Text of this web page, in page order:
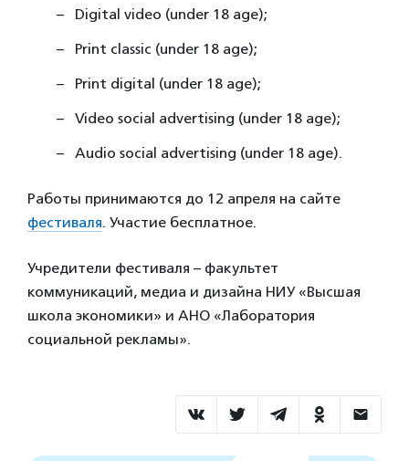
Digital video (under 18 age);
Print classic (under 18 age);
Print digital (under 18 age);
Video social advertising (under 18 age);
Audio social advertising (under 18 age).
Работы принимаются до 12 апреля на сайте
фестиваля. Участие бесплатное.
Учредители фестиваля – факультет
коммуникаций, медиа и дизайна НИУ «Высшая
школа экономики» и АНО «Лаборатория
социальной рекламы».